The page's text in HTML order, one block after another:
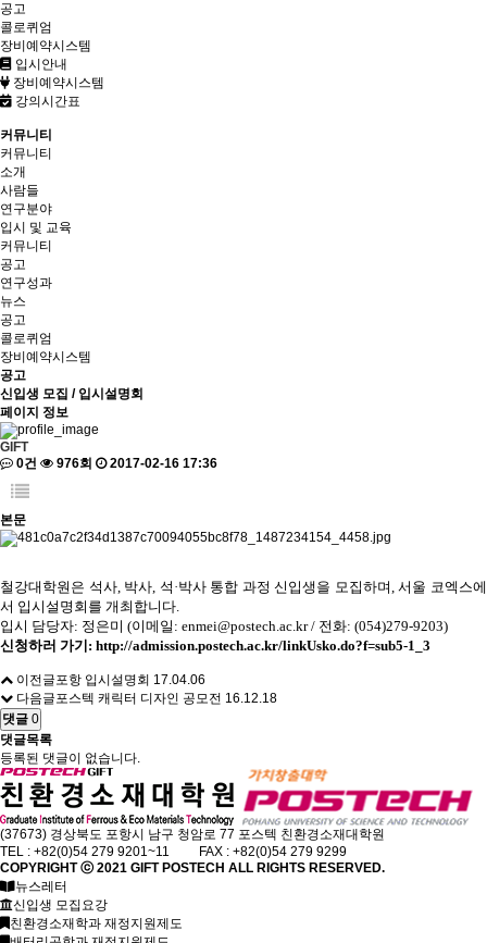
공고
콜로퀴엄
장비예약시스템
입시안내
장비예약시스템
강의시간표
커뮤니티
커뮤니티
소개
사람들
연구분야
입시 및 교육
커뮤니티
공고
연구성과
뉴스
공고
콜로퀴엄
장비예약시스템
공고
신입생 모집 / 입시설명회
페이지 정보
GIFT
0건
976회 2017-02-16 17:36
본문
철강대학원은 석사, 박사, 석·박사 통합 과정 신입생을 모집하며,서울 코엑스에
서 입시설명회를 개최합니다.
입시 담당자: 정은미 (이메일 : enmei@postech.ac.kr/ 전화: (054)279-9203)
신청하러 가기 : http://admission.postech.ac.kr/linkUsko.do?f=sub5-1_3
이전글포항 입시설명회 17.04.06
다음글포스텍 캐릭터 디자인 공모전 16.12.18
댓글 0
댓글목록
등록된 댓글이 없습니다.
(37673) 경상북도 포항시 남구 청암로 77 포스텍 친환경소재대학원
TEL : +82(0)54 279 9201~11 FAX : +82(0)54 279 9299
COPYRIGHT ⓒ 2021 GIFTPOSTECH ALL RIGHTS RESERVED.
뉴스레터
신입생 모집요강
친환경소재학과 재정지원제도